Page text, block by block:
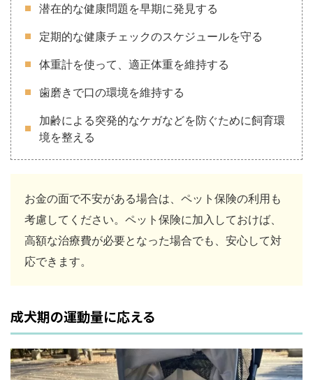
潜在的な健康問題を早期に発見する
定期的な健康チェックのスケジュールを守る
体重計を使って、適正体重を維持する
歯磨きで口の環境を維持する
加齢による突発的なケガなどを防ぐために飼育環
境を整える
お金の面で不安がある場合は、ペット保険の利用も
考慮してください。ペット保険に加入しておけば、
高額な治療費が必要となった場合でも、安心して対
応できます。
成犬期の運動量に応える